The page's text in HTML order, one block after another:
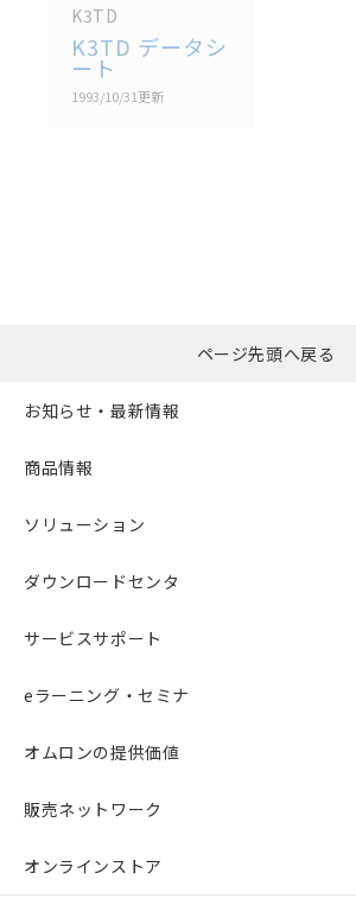
K3TD
K3TD データシ
ート
1993/10/31更新
括ダウンロード
ページ先頭へ戻る
お知らせ・最新情報
商品情報
ソリューション
ダウンロードセンタ
サービスサポート
eラーニング・セミナ
オムロンの提供価値
販売ネットワーク
オンラインストア